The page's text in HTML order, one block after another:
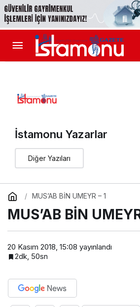
İstamonu Yazarlar
Diğer Yazıları
MUS’AB BİN UMEYR – 1
MUS’AB BİN
20 Kasım 2018, 15:08 yayınlandı
2dk, 50sn